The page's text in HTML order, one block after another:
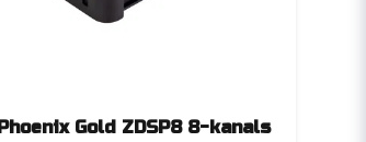
Phoenix Gold ZDSP8 8-kanals